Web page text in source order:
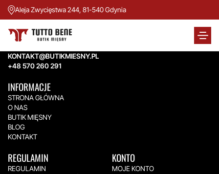
Aleja Zwycięstwa 244, 81-540 Gdynia
TUTTO BENE BUTIK MIĘSNY
Aleja Zwycięstwa 244,
KONTAKT@BUTIKMIESNY.PL
+48 570 260 291
INFORMACJE
STRONA GŁÓWNA
O NAS
BUTIK MIĘSNY
BLOG
KONTAKT
REGULAMIN
REGULAMIN
KONTO
MOJE KONTO